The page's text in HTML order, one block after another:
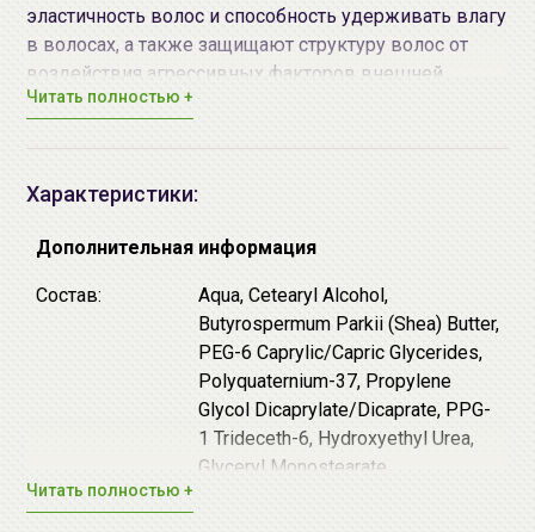
эластичность волос и способность удерживать влагу
в волосах, а также защищают структуру волос от
воздействия агрессивных факторов внешней
среды.
Комплекс активных компонентов уплотняет волосы
приобретают здоровый вид.
Молочная кислота - действует достаточно мягко,
так как обладает большой молекулой и не
проникает глубоко. В повышенной
концентрации может восстановить эластичность
и силу волос, а в интенсивных программах
восстановления выступает как проводник,
улучшая проницаемость для других активных
восстанавливающих ингредиентов.
Гидролизованные протеины пшеницы
(hydrolyzed wheat protein) - это белковые
Читать полностью +
Характеристики:
Дополнительная информация
Состав:
Aqua, Cetearyl Alcohol,
Butyrospermum Parkii (Shea) Butter,
PEG-6 Caprylic/Capric Glycerides,
Polyquaternium-37, Propylene
Glycol Dicaprylate/Dicaprate, PPG-
1 Trideceth-6, Hydroxyethyl Urea,
Glyceryl Monostearate,
Читать полностью +